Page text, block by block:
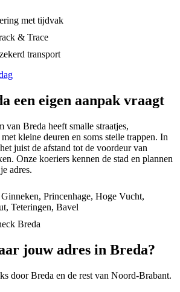
met tijdvak
& Trace
transport
een eigen aanpak vraagt
van Breda heeft smalle straatjes,
kleine deuren en soms steile trappen. In
juist de afstand tot de voordeur van
Onze koeriers kennen de stad en plannen
adres.
Princenhage, Hoge Vucht,
Teteringen, Bavel
Breda
jouw adres in Breda?
doorBreda en de rest van Noord-Brabant.